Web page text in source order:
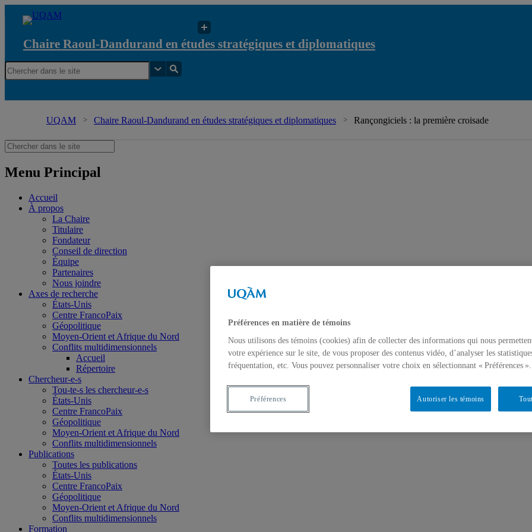
Chaire Raoul-Dandurand en études stratégiques et diplomatiques
UQAM Chaire Raoul-Dandurand en études stratégiques et diplomatiques Rançongiciels : la première croisade
Menu Principal
Accueil
À propos
La Chaire
Titulaire
Fondateur
Conseil de direction
Équipe
Partenaires
Nous joindre
Axes de recherche
États-Unis
Centre FrancoPaix
Géopolitique
Moyen-Orient et Afrique du Nord
Conflits multidimensionnels
Accueil
Répertoire
Chercheur-e-s
Tou-te-s les chercheur-e-s
États-Unis
Centre FrancoPaix
Géopolitique
Moyen-Orient et Afrique du Nord
Conflits multidimensionnels
Publications
Toutes les publications
États-Unis
Centre FrancoPaix
Géopolitique
Moyen-Orient et Afrique du Nord
Conflits multidimensionnels
Formation
Préférences en matière de témoins
Nous utilisons des témoins (cookies) afin de collecter des informations qui nous
votre expérience sur le site, de vous proposer des contenus vidéo, d’analyser les
fréquentation, etc. Vous pouvez personnaliser votre choix en sélectionnant « Préférences ».
Autoriser les témoins
Préférences